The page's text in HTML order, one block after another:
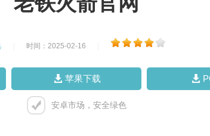
时间：2025-02-16
苹果下载
安卓市场，安全绿色